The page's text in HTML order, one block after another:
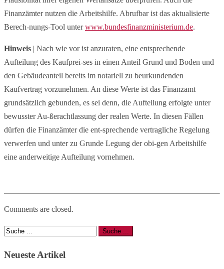
Finanzämter nutzen die Arbeitshilfe. Abrufbar ist das aktualisierte
Berech-nungs-Tool unterwww.bundesfinanzministerium.de.
Hinweis | Nach wie vor ist anzuraten, eine entsprechende
Aufteilung des Kaufprei-ses in einen Anteil Grund und Boden und
den Gebäudeanteil bereits im notariell zu beurkundenden
Kaufvertrag vorzunehmen. An diese Werte ist das Finanzamt
grundsätzlich gebunden, es sei denn, die Aufteilung erfolgte unter
bewusster Au-ßerachtlassung der realen Werte. In diesen Fällen
dürfen die Finanzämter die ent-sprechende vertragliche Regelung
verwerfen und unter zu Grunde Legung der obi-gen Arbeitshilfe
eine anderweitige Aufteilung vornehmen.
Comments are closed.
Neueste Artikel